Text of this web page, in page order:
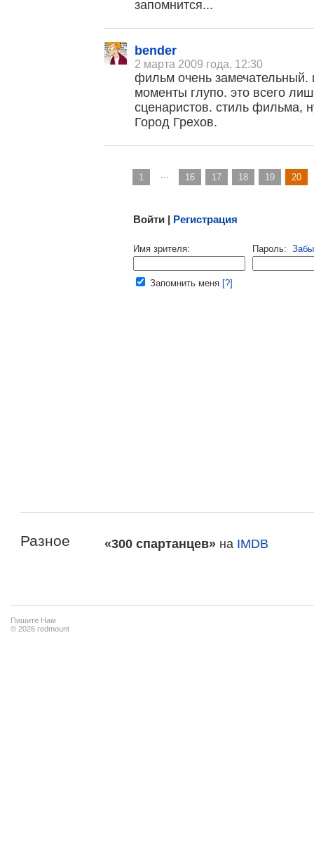
запомнится...
bender
2 марта 2009 года, 12:30
фильм очень замечательный.
моменты глупо. это всего
сценаристов. стиль фильма,
Город Грехов.
1 ... 16 17 18 19 20
, поделитесь своим мнением
Малосодержательные и грубые отзывы нещадно
Войти | Регистрация
Имя зрителя: Пароль:
Запомнить меня [?]
Разное «300 спартанцев» на IMDB
Пишите Нам
© 2026 redmount